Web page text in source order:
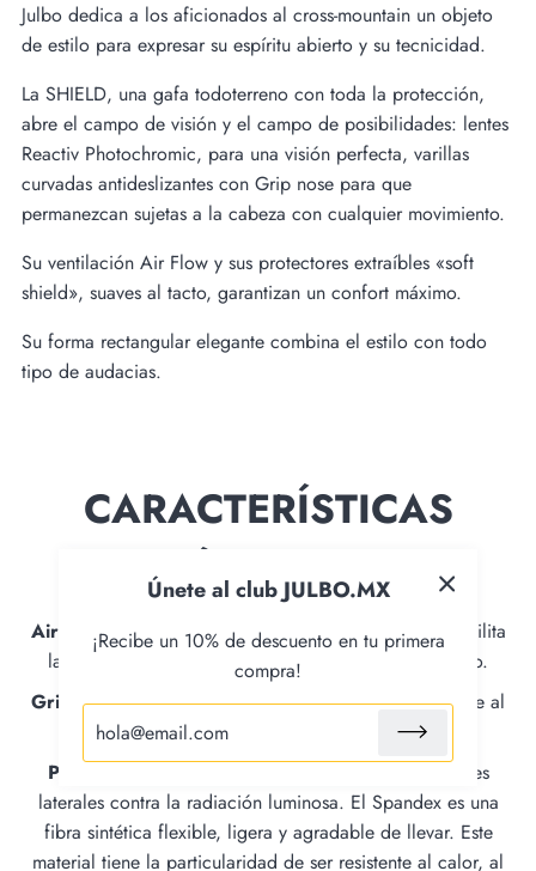
Julbo dedica a los aficionados al cross-mountain un objeto
de estilo para expresar su espíritu abierto y su tecnicidad.
La SHIELD, una gafa todoterreno con toda la protección,
abre el campo de visión y el campo de posibilidades: lentes
Reactiv Photochromic, para una visión perfecta, varillas
curvadas antideslizantes con Grip nose para que
permanezcan sujetas a la cabeza con cualquier movimiento.
Su ventilación Air Flow y sus protectores extraíbles «soft
shield», suaves al tacto, garantizan un confort máximo.
Su forma rectangular elegante combina el estilo con todo
tipo de audacias.
CARACTERÍSTICAS
TÉCNICAS
Air Flow :Ventilación integrada en la montura que facilita
la circulación de aire para impedir que se forme vaho.
Grip Nose: Inserción flexible antigolpes que se adhiere al
Protecciones Extraíbles de Spandex :
Protecciones
laterales contra la radiación luminosa. El Spandex es una
fibra sintética flexible, ligera y agradable de llevar. Este
material tiene la particularidad de ser resistente al calor, al
Únete al club JULBO.MX
¡Recibe un 10% de descuento en tu primera
compra!